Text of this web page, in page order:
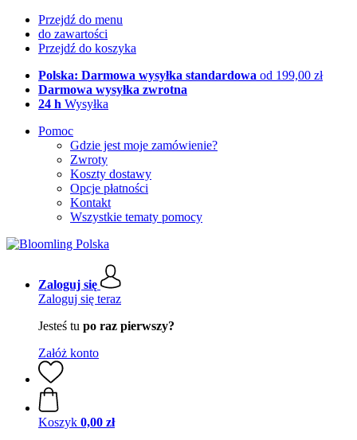
Przejdź do menu
do zawartości
Przejdź do koszyka
Polska: Darmowa wysyłka standardowa od 199,00 zł
Darmowa wysyłka zwrotna
24 h Wysyłka
Pomoc
Gdzie jest moje zamówienie?
Zwroty
Koszty dostawy
Opcje płatności
Kontakt
Wszystkie tematy pomocy
Zaloguj się
Zaloguj się teraz
Jesteś tu po raz pierwszy?
Załóż konto
Koszyk 0,00 zł